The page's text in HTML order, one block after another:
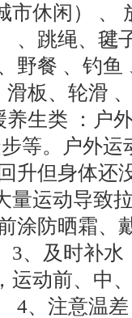
市休闲） 、
、跳绳、毽
野餐 、钓
滑板、轮滑
养生类 ：户
等。
户外运
升但身体还
量运动导致
涂防晒霜、
3、及时补水
运动前、中
4、注意温